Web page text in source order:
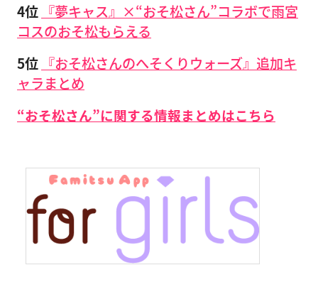
4位 『夢キャス』×“おそ松さん”コラボで雨宮
コスのおそ松もらえる
5位 『おそ松さんのへそくりウォーズ』追加キ
ャラまとめ
“おそ松さん”に関する情報まとめはこちら